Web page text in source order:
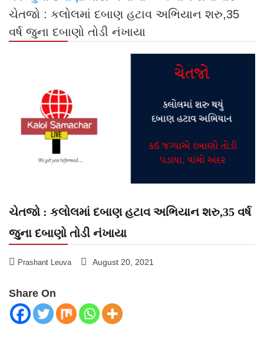
ચેતજો : કલોલમાં દબાણ હટાવ અભિયાન શરુ,35
વર્ષ જુના દબાણો તોડી નંખાયા
ચેતજો : કલોલમાં દબાણ હટાવ અભિયાન શરુ,35 વર્ષ
જુના દબાણો તોડી નંખાયા
Prashant Leuva August 20, 2021
Share On